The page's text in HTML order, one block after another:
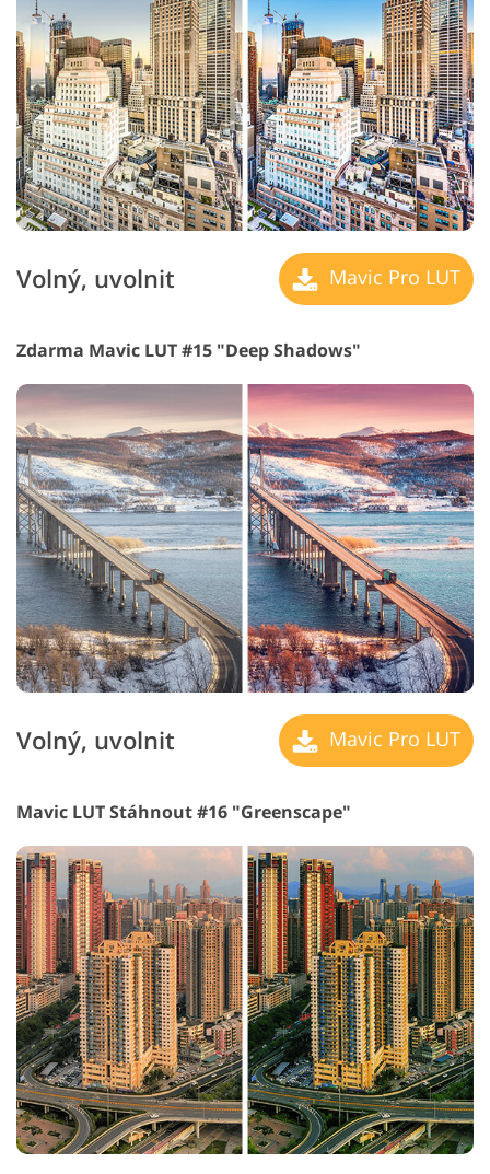
Volný, uvolnit Mavic Pro LUT
Zdarma Mavic LUT #15 "Deep Shadows"
Volný, uvolnit Mavic Pro LUT
Mavic LUT Stáhnout #16 "Greenscape"